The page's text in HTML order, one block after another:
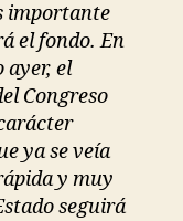
importante
el fondo. En
ayer, el
Congreso
ya se veía
y muy
seguirá